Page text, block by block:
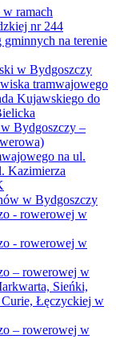
ramach
nr 244
na terenie
w Bydgoszczy
tramwajowego
Kujawskiego do
Bydgoszczy –
na ul.
Kazimierza
w Bydgoszczy
- rowerowej w
- rowerowej w
– rowerowej w
Sieńki,
Łęczyckiej w
– rowerowej w